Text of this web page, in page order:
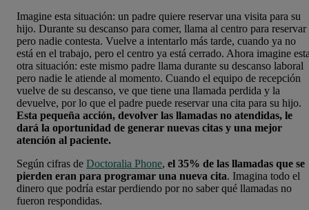
Imagine esta situación: un padre quiere reservar una visita para su
hijo. Durante su descanso para comer, llama al centro para reservar
pero nadie contesta. Vuelve a intentarlo más tarde, cuando ya no
está en el trabajo, pero el centro ya está cerrado. Ahora imagine
otra situación: este mismo padre llama durante su descanso laboral
pero nadie le atiende al momento. Cuando el equipo de recepción
vuelve de su descanso, ve que tiene una llamada perdida y la
devuelve, por lo que el padre puede reservar una cita para su hijo.
Esta pequeña acción, devolver las llamadas no atendidas, le
dará la oportunidad de generar nuevas citas y una mejor
atención al paciente.
Según cifras de Doctoralia Phone, el 35% de las llamadas que se
pierden eran para programar una nueva cita. Imagina todo el
dinero que podría estar perdiendo por no saber qué llamadas no
fueron respondidas.